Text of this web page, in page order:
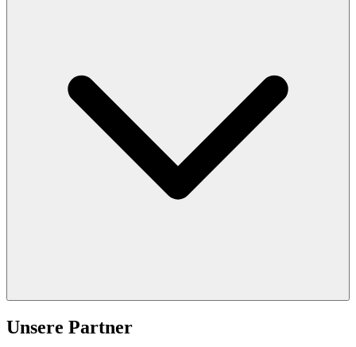
Unsere Partner